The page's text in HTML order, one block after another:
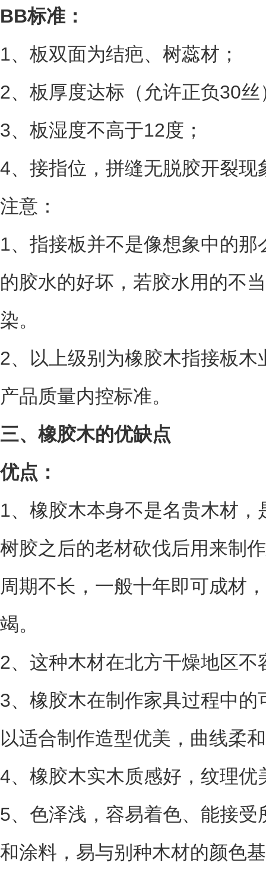
BB标准：
1、板双面为结疤、树蕊材；
2、板厚度达标（允许正负30丝
3、板湿度不高于12度；
4、接指位，拼缝无脱胶开裂现
注意：
1、指接板并不是像想象中的
的胶水的好坏，若胶水用的不
染。
2、以上级别为橡胶木指接板木
产品质量内控标准。
三、橡胶木的优缺点
优点：
1、橡胶木本身不是名贵木材
树胶之后的老材砍伐后用来制
周期不长，一般十年即可成材
竭。
2、这种木材在北方干燥地区不
3、橡胶木在制作家具过程中的
以适合制作造型优美，曲线柔
4、橡胶木实木质感好，纹理优
5、色泽浅，容易着色、能接受
和涂料，易与别种木材的颜色